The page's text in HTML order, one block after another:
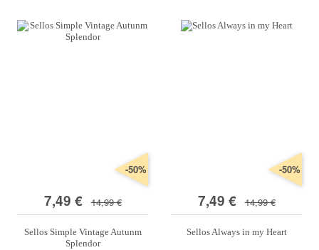
7,49 € 14,99 €
-50%
Sellos Simple Vintage Autunm
Splendor
7,49 € 14,99 €
-50%
Sellos Always in my Heart